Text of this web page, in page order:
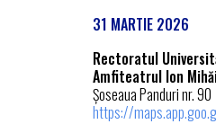
31 MARTIE 2026
Rectoratul
Amfiteatrul Ion
Șoseaua Panduri nr. 90
https://